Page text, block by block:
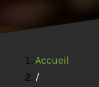
Accueil
/